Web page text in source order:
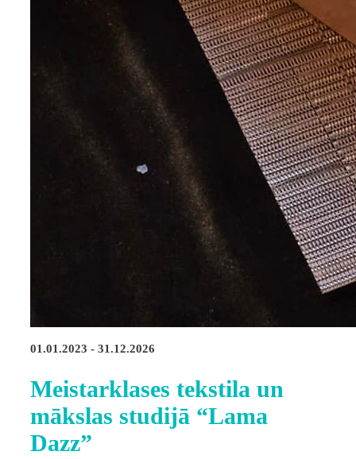
01.01.2023 - 31.12.2026
Meistarklases tekstila un
mākslas studijā “Lama
Dazz”